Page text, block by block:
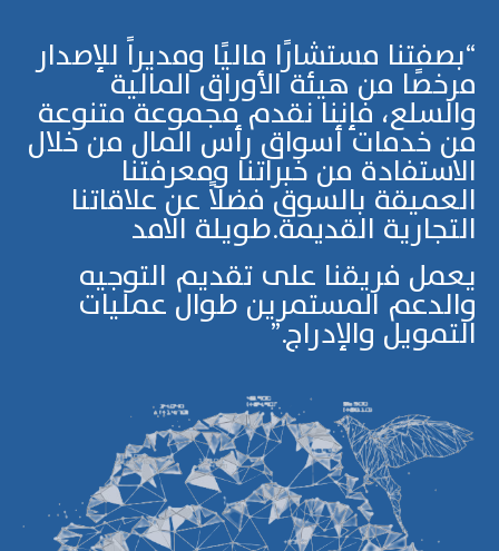
“بصفتنا مستشارًا ماليًا ومديراً للإصدار
مرخصًا من هيئة الأوراق المالية
والسلع، فإننا نقدم مجموعة متنوعة
من خدمات أسواق رأس المال من خلال
الاستفادة من خبراتنا ومعرفتنا
العميقة بالسوق فضلاً عن علاقاتنا
التجارية القديمة.طويلة الامد
يعمل فريقنا على تقديم التوجيه
والدعم المستمرين طوال عمليات
التمويل والإدراج.”